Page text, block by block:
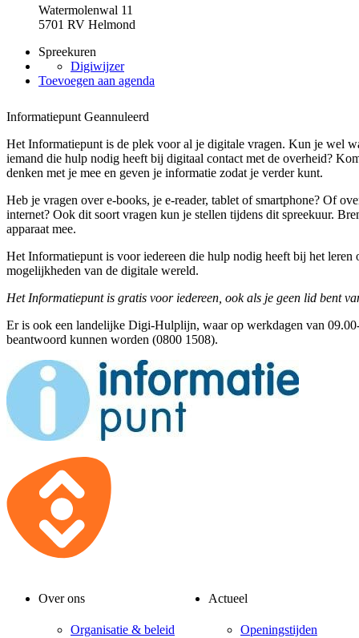
Watermolenwal 11
5701 RV Helmond
Spreekuren
Digiwijzer
Toevoegen aan agenda
Informatiepunt Geannuleerd
Het Informatiepunt is de plek voor al je digitale vragen. Kun je wel
iemand die hulp nodig heeft bij digitaal contact met de overheid?
denken met je mee en geven je informatie zodat je verder kunt.
Heb je vragen over e-books, je e-reader, tablet of smartphone? Of
internet? Ook dit soort vragen kun je stellen tijdens dit spreekuur.
apparaat mee.
Het Informatiepunt is voor iedereen die hulp nodig heeft bij het leren
mogelijkheden van de digitale wereld.
Het Informatiepunt is gratis voor iedereen, ook als je geen lid bent
Er is ook een landelijke Digi-Hulplijn, waar op werkdagen van
beantwoord kunnen worden (0800 1508).
Over ons
Organisatie & beleid
Actueel
Openingstijden